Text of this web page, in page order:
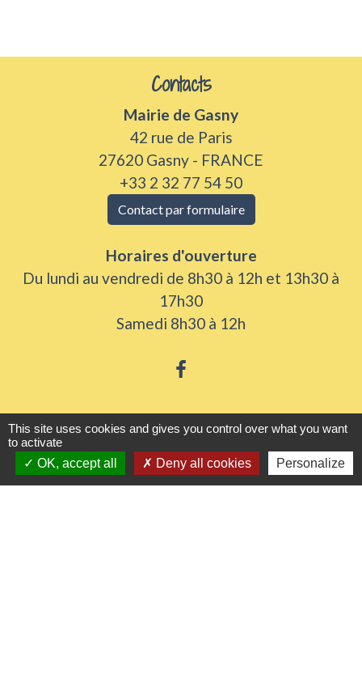
Contacts
Mairie de Gasny
42 rue de Paris
27620 Gasny - FRANCE
+33 2 32 77 54 50
Contact par formulaire
Horaires d'ouverture
Du lundi au vendredi de 8h30 à 12h et 13h30 à
17h30
Samedi 8h30 à 12h
Liens utiles
Seine Normandie Agglomération
This site uses cookies and gives you control over what you want
to activate
OK, accept all
Deny all cookies Personalize